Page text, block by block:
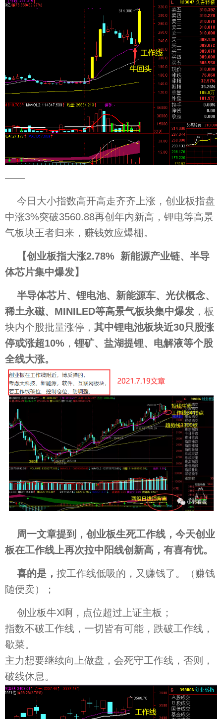
——
今日大小指数高开高走齐齐上涨，创业板指盘
中涨3%突破3560.88再创年内新高，锂电等高景
气板块王者归来，赚钱效应爆棚。
【创业板指大涨2.78% 新能源产业链、半导
体芯片集中爆发】
半导体芯片、锂电池、新能源车、光伏概念、
稀土永磁、MINILED等高景气板块集中爆发 ，板
块内个股批量涨停， 其中锂电池板块近30只股涨
停或涨超10% ， 锂矿、盐湖提锂、电解液等个股
全线大涨。
周一文章提到，创业板生死工作线，今天创业
板在工作线上再次拉中阳线创新高，有喜有忧。
喜的是， 按工作线低吸的，又赚钱了。（赚钱
随便卖）；
创业板牛X啊，点位超过上证主板；
指数不破工作线，一切皆有可能，跌破工作线，
歇菜。
主力想要继续向上做盘，会死守工作线，否则，
破线休息。